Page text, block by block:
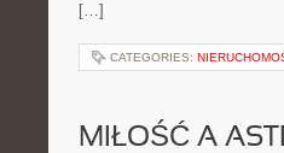
[…]
CATEGORIES:
MIŁOŚĆ A